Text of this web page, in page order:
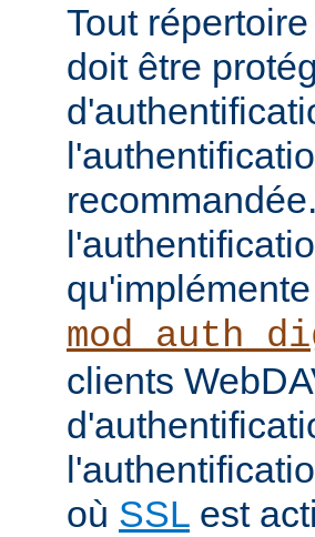
Tout
doit être
clients
où SSL est